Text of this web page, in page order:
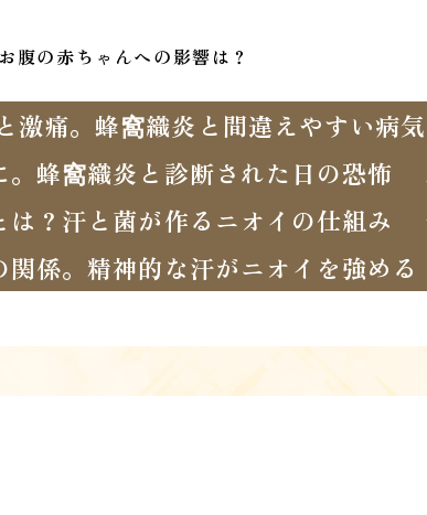
腹の赤ちゃんへの影響は？
激痛。蜂窩織炎と間違えやすい病気
蜂窩織炎と診断された日の恐怖
は？汗と菌が作るニオイの仕組み
係。精神的な汗がニオイを強める